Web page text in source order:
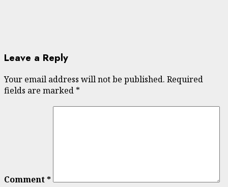
Leave a Reply
Your email address will not be published. Required
fields are marked *
Comment*